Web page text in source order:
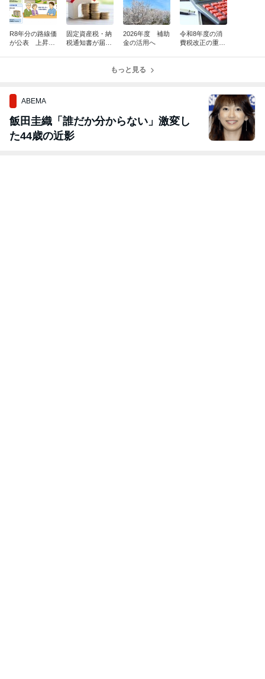
R8年分の路線価
が公表 上昇傾
固定資産税・納
税通知書が届く
2026年度 補助
金の活用へ
令和8年度の消
費税改正の重要
もっと見る
ABEMA
飯田圭織「誰だか分からない」激変し
た44歳の近影